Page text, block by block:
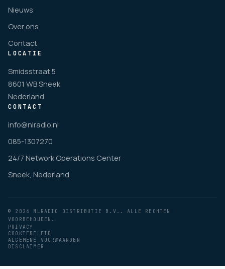
Nieuws
Over ons
Contact
LOCATIE
Smidsstraat 5
8601 WB Sneek
Nederland
CONTACT
info@nlradio.nl
085-1307270
24/7 Network Operations Center
Sneek, Nederland
© 2026 NLRADIO DISTRIBUTIE B.V.. ALLE RECHTEN
VOORBEHOUDEN.
PRIVACY
COOKIEBELEID
ALGEMENE VOORWAARDEN
DISCLAIMER